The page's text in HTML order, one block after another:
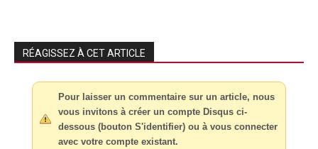
RÉAGISSEZ À CET ARTICLE
Pour laisser un commentaire sur un article, nous
vous invitons à créer un compte Disqus ci-
dessous (bouton S'identifier) ou à vous connecter
avec votre compte existant.